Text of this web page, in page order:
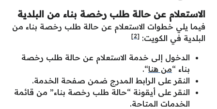
الاستعلام عن حالة طلب رخصة بناء من البلدية
فيما يلي خطوات الاستعلام عن حالة طلب رخصة بناء من
البلدية في الكويت: [2]
الدخول إلى خدمة الاستعلام عن حالة طلب رخصة
بناء “من هنا“.
النقر على الرابط المدرج ضمن صفحة الخدمة.
النقر على أيقونة “حالة طلب رخصة بناء” من قائمة
الخدمات المتاحة.